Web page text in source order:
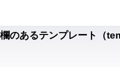
のあるテンプレート（